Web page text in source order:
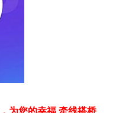
为您的幸福 牵线搭桥